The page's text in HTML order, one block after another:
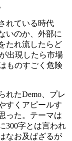
れている時代
いのか、外部に
たれ流したらど
出現したら市場
ものすごく危険
れたDemo、プレ
すくアピールす
った。テーマは
300字とは言われ
なお及ばざるが